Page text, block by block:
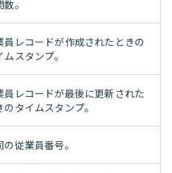
。
員レコードが作成されたときの
ムスタンプ。
員レコードが最後に更新された
のタイムスタンプ。
の従業員番号。